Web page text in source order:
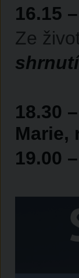
16.15
Ze
18.30
Marie,
19.00